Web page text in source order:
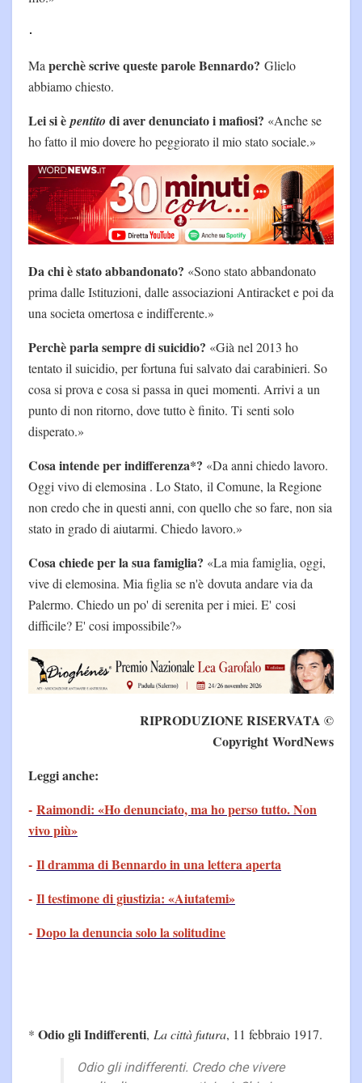
Ma perchè scrive queste parole Bennardo? Glielo
abbiamo chiesto.
Lei si èpentito di aver denunciato i mafiosi? «Anche se
ho fatto il mio dovere ho peggiorato il mio stato sociale.»
Da chi è stato abbandonato? «Sono stato abbandonato
prima dalle Istituzioni, dalle associazioni Antiracket e poi da
una societa omertosa e indifferente.»
Perchè parla sempre di suicidio? «Già nel 2013 ho
tentato il suicidio, per fortuna fui salvato dai carabinieri. So
cosa si prova e cosa si passa in quei momenti. Arrivi a un
punto di non ritorno, dove tutto è finito. Ti senti solo
disperato.»
Cosa intende per indifferenza*? «Da anni chiedo lavoro.
Oggi vivo di elemosina . Lo Stato, il Comune, la Regione
non credo che in questi anni, con quello che so fare, non sia
stato in grado di aiutarmi. Chiedo lavoro.»
Cosa chiede per la sua famiglia? «La mia famiglia, oggi,
vive di elemosina. Mia figlia se n'è dovuta andare via da
Palermo. Chiedo un po' di serenita per i miei. E' cosi
difficile? E' cosi impossibile?»
RIPRODUZIONE RISERVATA ©
Copyright WordNews
Leggi anche:
- Raimondi: «Ho denunciato, ma ho perso tutto. Non
vivo più»
- Il dramma di Bennardo in una lettera aperta
- Il testimone di giustizia: «Aiutatemi»
- Dopo la denuncia solo la solitudine
* Odio gli Indifferenti, La città futura, 11 febbraio 1917.
Odio gli indifferenti. Credo che vivere